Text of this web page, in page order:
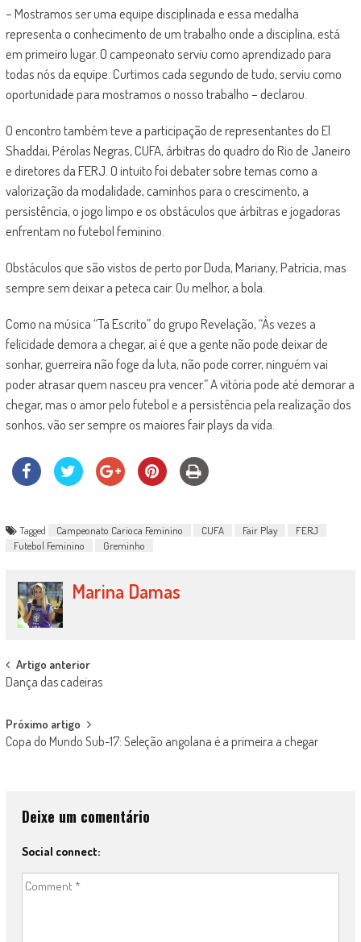
– Mostramos ser uma equipe disciplinada e essa medalha
representa o conhecimento de um trabalho onde a disciplina, está
em primeiro lugar. O campeonato serviu como aprendizado para
todas nós da equipe. Curtimos cada segundo de tudo, serviu como
oportunidade para mostramos o nosso trabalho – declarou.
O encontro também teve a participação de representantes do El
Shaddai, Pérolas Negras, CUFA, árbitras do quadro do Rio de Janeiro
e diretores da FERJ. O intuito foi debater sobre temas como a
valorização da modalidade, caminhos para o crescimento, a
persistência, o jogo limpo e os obstáculos que árbitras e jogadoras
enfrentam no futebol feminino.
Obstáculos que são vistos de perto por Duda, Mariany, Patrícia, mas
sempre sem deixar a peteca cair. Ou melhor, a bola.
Como na música “Ta Escrito” do grupo Revelação, “Às vezes a
felicidade demora a chegar, aí é que a gente não pode deixar de
sonhar, guerreira não foge da luta, não pode correr, ninguém vai
poder atrasar quem nasceu pra vencer.” A vitória pode até demorar a
chegar, mas o amor pelo futebol e a persistência pela realização dos
sonhos, vão ser sempre os maiores fair plays da vida.
Tagged Campeonato Carioca Feminino CUFA Fair Play
FERJ
Futebol Feminino
Greminho
Marina Damas
Post
navigation
Artigo anterior
Dança das cadeiras
Próximo artigo
Copa do Mundo Sub-17: Seleção angolana é a primeira a chegar
Deixe um comentário
Social connect: